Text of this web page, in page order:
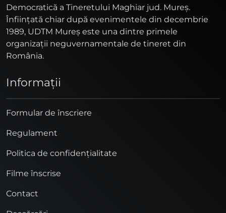
Democratică a Tineretului Maghiar jud. Mureş.
Înfiinţată chiar după evenimentele din decembrie
1989, UDTM Mureş este una dintre primele
organizaţii neguvernamentale de tineret din
România.
Informaţii
Formular de înscriere
Regulament
Politica de confidențialitate
Filme înscrise
Contact